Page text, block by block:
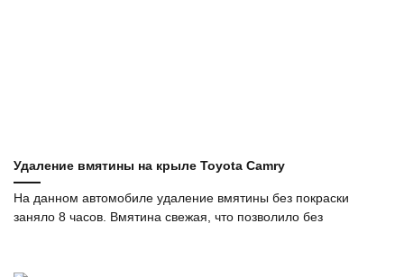
Удаление вмятины на крыле Toyota Camry
На данном автомобиле удаление вмятины без покраски
заняло 8 часов. Вмятина свежая, что позволило без